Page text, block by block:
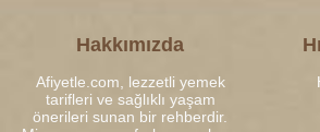
Hakkımızda
Afiyetle.com, lezzetli yemek
tarifleri ve sağlıklı yaşam
önerileri sunan bir rehberdir.